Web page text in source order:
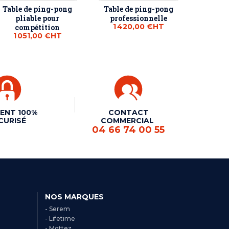
Table de ping-pong
pliable pour
compétition
1 051,00 €HT
Table de ping-pong
professionnelle
1 420,00 €HT
100%
CONTACT
COMMERCIAL
04 66 74 00 55
NOS MARQUES
- Serem
- Lifetime